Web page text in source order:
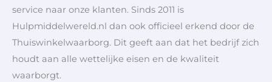
service naar onze klanten. Sinds 2011 is
Hulpmiddelwereld.nl dan ook officieel erkend door de
Thuiswinkelwaarborg. Dit geeft aan dat het bedrijf zich
houdt aan alle wettelijke eisen en de kwaliteit
waarborgt.